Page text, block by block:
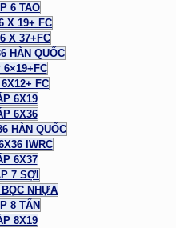
6 TAO
X 19+ FC
X 37+FC
HÀN QUỐC
6×19+FC
FC
6X19
6X36
HÀN QUỐC
IWRC
6X37
7 SỢI
NHỰA
8 TẤN
8X19